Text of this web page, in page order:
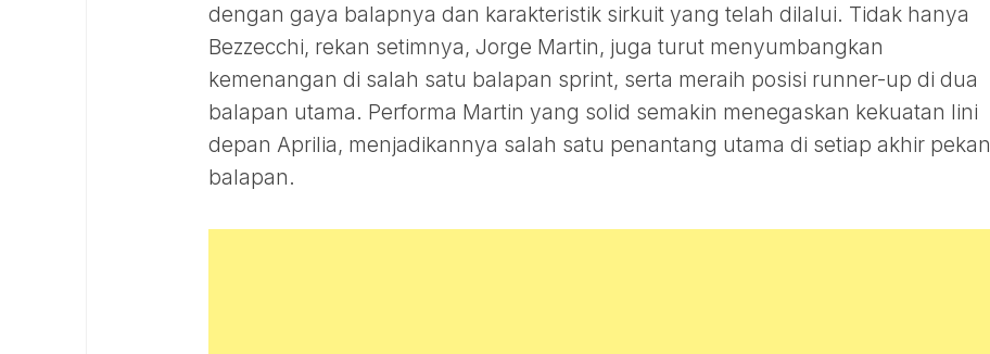
dengan gaya balapnya dan karakteristik sirkuit yang telah dilalui. Tidak hanya
Bezzecchi, rekan setimnya, Jorge Martin, juga turut menyumbangkan
kemenangan di salah satu balapan sprint, serta meraih posisi runner-up di dua
balapan utama. Performa Martin yang solid semakin menegaskan kekuatan lini
depan Aprilia, menjadikannya salah satu penantang utama di setiap akhir pekan
balapan.